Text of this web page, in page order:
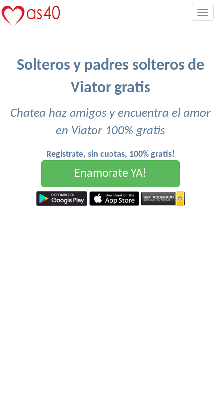
Solteros y padres solteros de
Viator gratis
Chatea haz amigos y encuentra el amor
en Viator 100% gratis
Registrate, sin cuotas, 100% gratis!
Enamorate YA!